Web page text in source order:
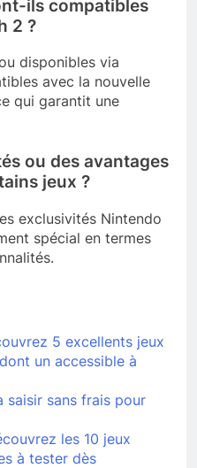
ils compatibles
2 ?
disponibles via
avec la nouvelle
qui garantit une
ou des avantages
jeux ?
exclusivités Nintendo
spécial en termes
5 excellents jeux
un accessible à
saisir sans frais pour
les 10 jeux
à tester dès